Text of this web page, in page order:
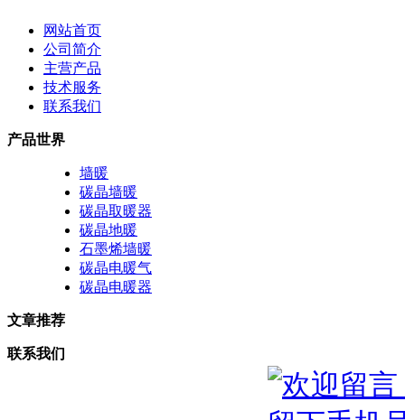
网站首页
公司简介
主营产品
技术服务
联系我们
产品世界
墙暖
碳晶墙暖
碳晶取暖器
碳晶地暖
石墨烯墙暖
碳晶电暖气
碳晶电暖器
文章推荐
联系我们